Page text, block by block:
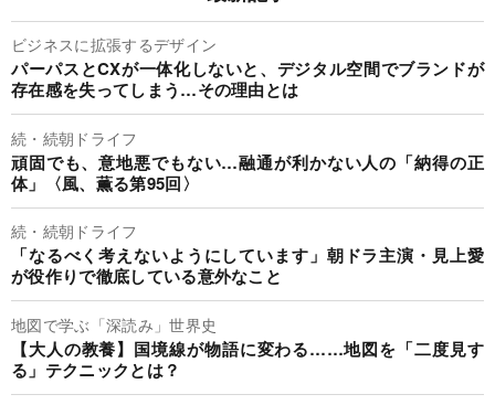
ビジネスに拡張するデザイン
パーパスとCXが一体化しないと、デジタル空間でブランドが
存在感を失ってしまう…その理由とは
続・続朝ドライフ
頑固でも、意地悪でもない…融通が利かない人の「納得の正
体」〈風、薫る第95回〉
続・続朝ドライフ
「なるべく考えないようにしています」朝ドラ主演・見上愛
が役作りで徹底している意外なこと
地図で学ぶ「深読み」世界史
【大人の教養】国境線が物語に変わる……地図を「二度見す
る」テクニックとは？